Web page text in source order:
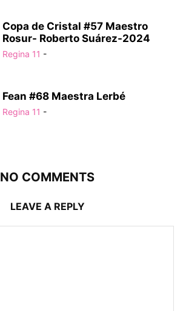
Copa de Cristal #57 Maestro
Rosur- Roberto Suárez-2024
Regina 11 -
Fean #68 Maestra Lerbé
Regina 11 -
NO COMMENTS
LEAVE A REPLY